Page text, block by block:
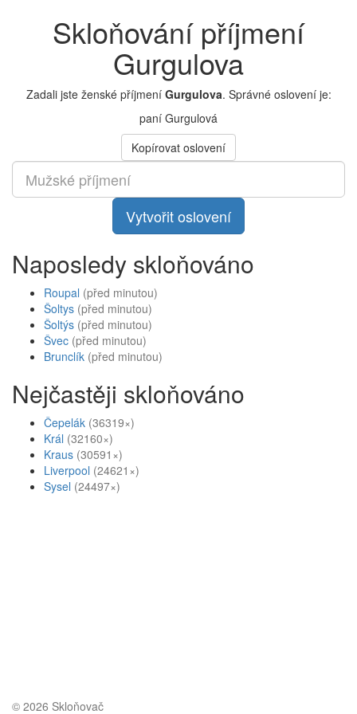
Skloňování příjmení
Gurgulova
Zadali jste ženské příjmení Gurgulova. Správné oslovení je:
paní Gurgulová
Kopírovat oslovení
Vytvořit oslovení
Naposledy skloňováno
Roupal (před minutou)
Šoltys (před minutou)
Šoltýs (před minutou)
Švec (před minutou)
Brunclík (před minutou)
Nejčastěji skloňováno
Čepelák (36319×)
Král (32160×)
Kraus (30591×)
Liverpool (24621×)
Sysel (24497×)
© 2026 Skloňovač